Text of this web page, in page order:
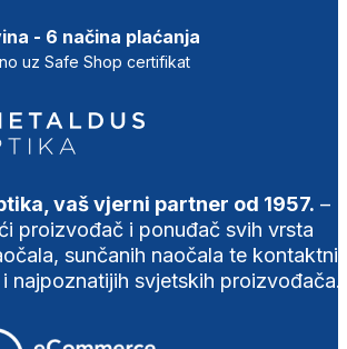
- 6 načina plaćanja
uz Safe Shop certifikat
vaš vjerni partner od 1957. –
proizvođač i ponuđač svih vrsta
sunčanih naočala te
najpoznatijih svjetskih proizvođača.